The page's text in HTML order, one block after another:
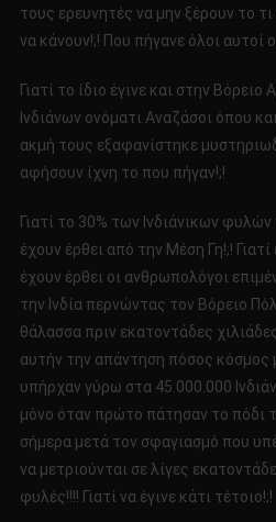
τους ερευνητές να μην ξέρουν το τι
να κάνουν!;! Που πήγανε όλοι αυτοί
Γιατί το ίδιο έγινε και στην
Ινδιάνων ονόματι Αναζάσοι όπου
ακμή τους εξαφανίστηκε
αφήσουν ίχνη το που πήγαν!;!
Γιατί το 30% των Ινδιάνικων
έχουν έρθει από την Μέση Γη!;!
έχουν έρθει οι ανθρωπολόγοι
την Ινδία περνώντας τον Βόρειο
θάλασσα πριν εκατοντάδες
αυτήν την απάντηση πόσος κόσμος
υπήρχαν γύρω στα 45.000.000
μόνο όταν πρώτο πάτησαν το πόδι
σήμερα μετά τον σφαγιασμό που
να μετριούνται σε λίγες
φυλές!!!! Γιατί να έγινε κάτι τέτοιο!;!